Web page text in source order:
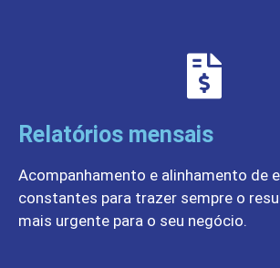
Relatórios mensais
Acompanhamento e alinhamento de
constantes para trazer sempre o
mais urgente para o seu negócio.